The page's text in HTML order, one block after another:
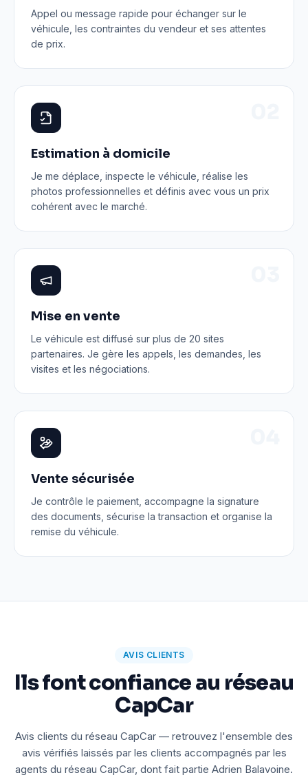
Appel ou message rapide pour échanger sur le
véhicule, les contraintes du vendeur et ses attentes
de prix.
Estimation à domicile
Je me déplace, inspecte le véhicule, réalise les
photos professionnelles et définis avec vous un prix
cohérent avec le marché.
Mise en vente
Le véhicule est diffusé sur plus de 20 sites
partenaires. Je gère les appels, les demandes, les
visites et les négociations.
Vente sécurisée
Je contrôle le paiement, accompagne la signature
des documents, sécurise la transaction et organise la
remise du véhicule.
AVIS CLIENTS
Ils font confiance au réseau
CapCar
Avis clients du réseau CapCar — retrouvez l'ensemble des
avis vérifiés laissés par les clients accompagnés par les
agents du réseau CapCar, dont fait partie Adrien Balavoine.